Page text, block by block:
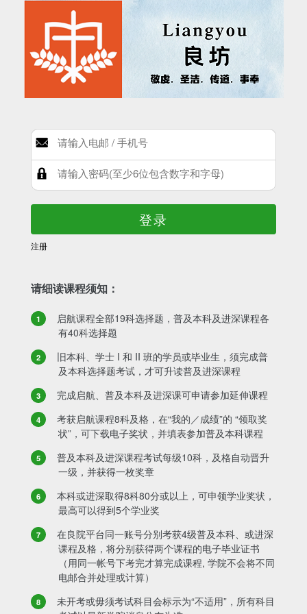
登录
注册
请细读课程须知：
启航课程全部19科选择题，普及本科及进深课程各
有40科选择题
旧本科、学士 I 和 II 班的学员或毕业生，须完成普
及本科选择题考试，才可升读普及进深课程
完成启航、普及本科及进深课可申请参加延伸课程
考获启航课程8科及格，在“我的／成绩”的 “领取奖
状”，可下载电子奖状，并填表参加普及本科课程
普及本科及进深课程考试每级10科，及格自动晋升
一级，并获得一枚奖章
本科或进深取得8科80分或以上，可申领学业奖状，
最高可以得到5个学业奖
在良院平台同一账号分别考获4级普及本科、或进深
课程及格，将分别获得两个课程的电子毕业证书
（用同一帐号下考完才算完成课程, 学院不会将不同
电邮合并处理或计算）
未开考或毋须考试科目会标示为“不适用”，所有科目